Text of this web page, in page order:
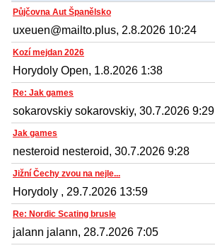
Půjčovna Aut Španělsko
uxeuen@mailto.plus, 2.8.2026 10:24
Kozí mejdan 2026
Horydoly Open, 1.8.2026 1:38
Re: Jak games
sokarovskiy sokarovskiy, 30.7.2026 9:29
Jak games
nesteroid nesteroid, 30.7.2026 9:28
Jižní Čechy zvou na nejle...
Horydoly , 29.7.2026 13:59
Re: Nordic Scating brusle
jalann jalann, 28.7.2026 7:05